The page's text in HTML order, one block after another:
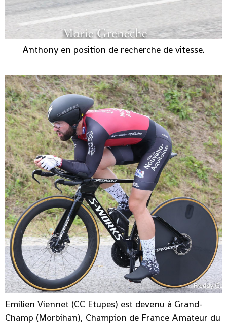
Anthony en position de recherche de vitesse.
Emilien Viennet (CC Etupes) est devenu à Grand-
Champ (Morbihan), Champion de France Amateur du